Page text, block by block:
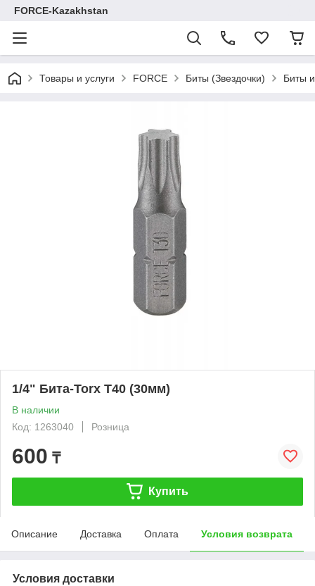
FORCE-Kazakhstan
Товары и услуги FORCE Биты (Звездочки) Биты
1/4" Бита-Torx Т40 (30мм)
В наличии
Код: 1263040
Розница
600 ₸
Купить
Описание Доставка Оплата Условия возврата
Условия доставки